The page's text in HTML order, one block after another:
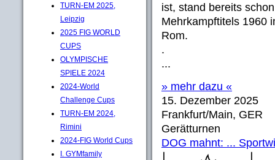
TURN-EM 2025,
Leipzig
2025 FIG WORLD
CUPS
OLYMPISCHE
SPIELE 2024
2024-World
Challenge Cups
TURN-EM 2024,
Rimini
2024-FIG World Cups
I. GYMfamily
ist, stand bereits
Mehrkampftitels 1960
Rom.
.
...
» mehr dazu «
15. Dezember 2025
Frankfurt/Main, GER
Gerätturnen
DOG mahnt: ...